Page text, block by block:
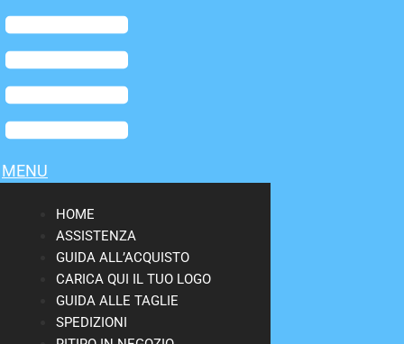
Flyout
Menu
MENU
HOME
ASSISTENZA
GUIDA ALL’ACQUISTO
CARICA QUI IL TUO LOGO
GUIDA ALLE TAGLIE
SPEDIZIONI